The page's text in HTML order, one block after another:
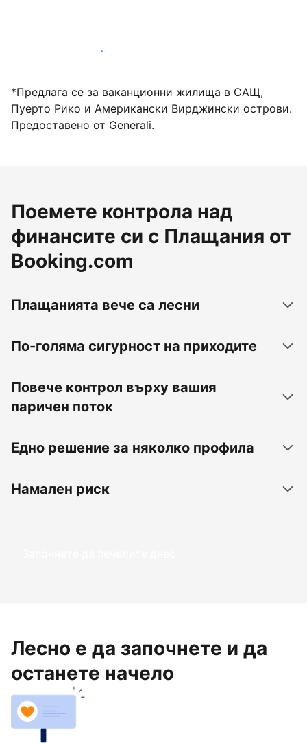
Посрещайте гости с нас днес
*Предлага се за ваканционни жилища в САЩ,
Пуерто Рико и Американски Вирджински острови.
Предоставено от Generali.
Поемете контрола над
финансите си с Плащания от
Booking.com
Плащанията вече са лесни
По-голяма сигурност на приходите
Повече контрол върху вашия
паричен поток
Едно решение за няколко профила
Намален риск
Започнете да печелите днес
Лесно е да започнете и да
останете начело